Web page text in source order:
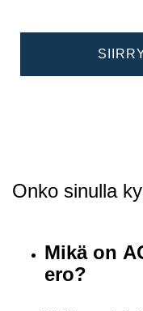
Onko sinulla
Mikä on
ero?